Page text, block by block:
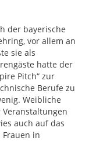
der bayerische
vor allem an
sie als
hatte der
Pitch“ zur
Berufe zu
Weibliche
Veranstaltungen
auch auf das
Frauen in